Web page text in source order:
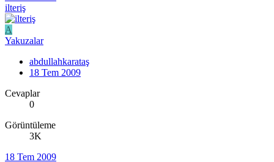
ilteriş
A
Yakuzalar
abdullahkarataş
18 Tem 2009
Cevaplar
0
Görüntüleme
3K
18 Tem 2009